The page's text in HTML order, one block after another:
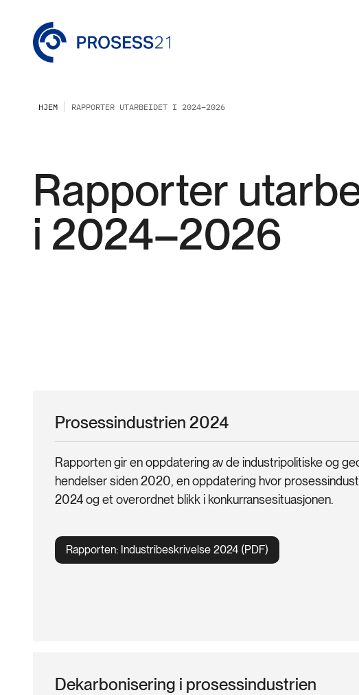
HJEM RAPPORTER UTARBEIDET I 2024–2026
Rapporter
i 2024–2026
Prosessindustrien 2024
Rapporten gir en oppdatering av de industripolitiske og
hendelser siden 2020, en oppdatering hvor
2024 og et overordnet blikk i konkurransesituasjonen.
Rapporten: Industribeskrivelse 2024 (PDF)
Dekarbonisering i prosessindustrien